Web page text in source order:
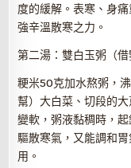
度的緩解。表寒、身
強辛溫散寒之力。
第二湯：雙白玉粥（借
粳米50克加水熬粥，
幫）大白菜、切段的
變軟，粥液黏稠時，
驅散寒氣，又能調和
用。